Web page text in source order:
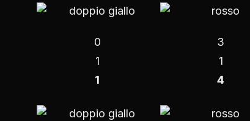
0
3
1
1
1
4